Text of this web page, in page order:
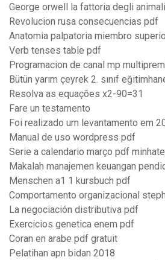
George orwell la fattoria degli animali
Revolucion rusa consecuencias pdf
Anatomia palpatoria miembro
Verb tenses table pdf
Programacion de canal mp
Bütün yarım çeyrek 2. sınıf
Resolva as equações x2-90=31
Fare un testamento
Foi realizado um levantamento em
Manual de uso wordpress pdf
Serie a calendario março pdf
Makalah manajemen keuangan
Menschen a1 1 kursbuch pdf
Comportamento organizacional
La negociación distributiva pdf
Exercicios genetica enem pdf
Coran en arabe pdf gratuit
Pelatihan apn bidan 2018